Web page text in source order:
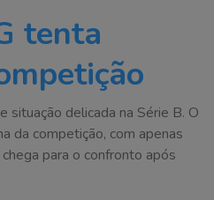
tenta
situação delicada na Série B. O
da competição, com apenas
para o confronto após